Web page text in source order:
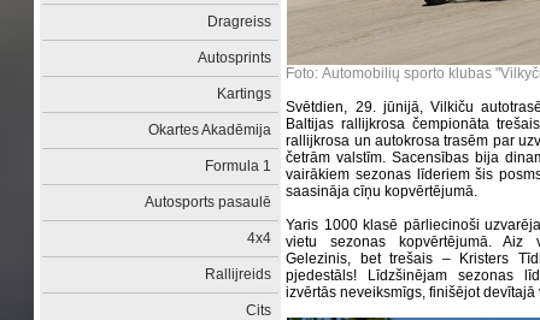
Dragreiss
Autosprints
Kartings
Okartes Akadēmija
Formula 1
Autosports pasaulē
4x4
Rallijreids
Cits
Foto: Automobilių sporto klubas
Svētdien, 29. jūnijā, Vilkiču
Baltijas rallijkrosa čempionāta
rallijkrosa un autokrosa trasēm par
četrām valstīm. Sacensības bija
vairākiem sezonas līderiem šis
saasināja cīņu kopvērtējumā.
Yaris 1000 klasē pārliecinoši
vietu sezonas kopvērtējumā. Aiz
Gelezinis, bet trešais – Kristers
pjedestāls! Līdzšinējam sezonas
izvērtās neveiksmīgs, finišējot devītajā